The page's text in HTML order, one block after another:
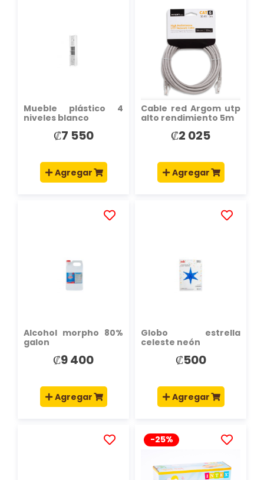
Mueble plástico 4
niveles blanco
₡7 550
Agregar
DE
DESEOS
Cable red Argom utp
alto rendimiento 5m
₡2 025
Agregar
Alcohol morpho 80%
galon
₡9 400
Agregar
Globo estrella
celeste neón
₡500
Agregar
A
LA
-25%